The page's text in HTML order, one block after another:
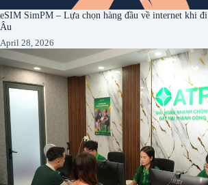
eSIM SimPM – Lựa chọn hàng đầu về internet khi
Âu
April 28, 2026